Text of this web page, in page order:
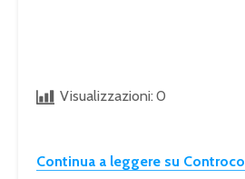
Visualizzazioni: 0
Continua a leggere su